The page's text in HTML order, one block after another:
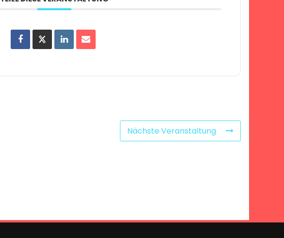
Nächste Veranstaltung